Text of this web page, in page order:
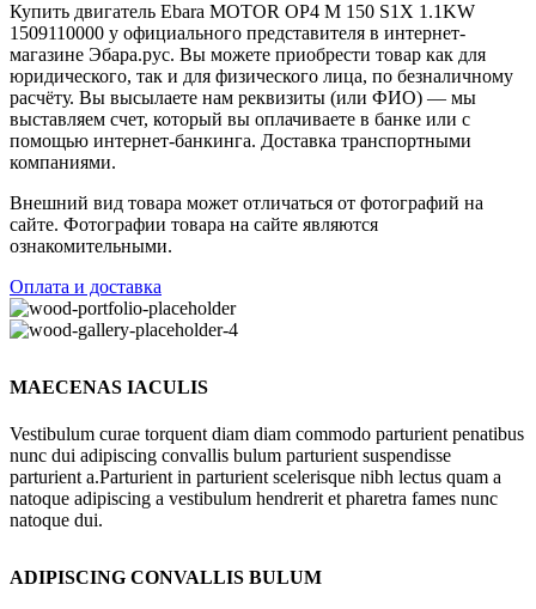
Купить двигатель Ebara MOTOR OP4 M 150 S1X 1.1KW
1509110000 у официального представителя в интернет-
магазине Эбара.рус. Вы можете приобрести товар как для
юридического, так и для физического лица, по безналичному
расчёту. Вы высылаете нам реквизиты (или ФИО) — мы
выставляем счет, который вы оплачиваете в банке или с
помощью интернет-банкинга. Доставка транспортными
компаниями.
Внешний вид товара может отличаться от фотографий на
сайте. Фотографии товара на сайте являются
ознакомительными.
Оплата и доставка
MAECENAS IACULIS
Vestibulum curae torquent diam diam commodo parturient penatibus
nunc dui adipiscing convallis bulum parturient suspendisse
parturient a.Parturient in parturient scelerisque nibh lectus quam a
natoque adipiscing a vestibulum hendrerit et pharetra fames nunc
natoque dui.
ADIPISCING CONVALLIS BULUM